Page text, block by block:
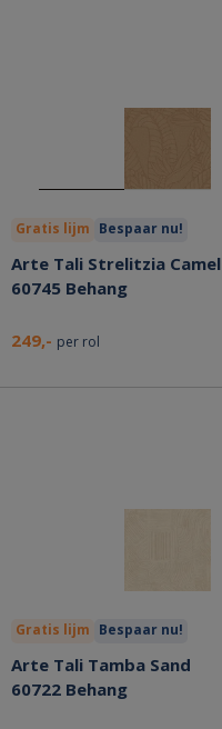
Gratis lijm Bespaar nu!
Arte Tali Strelitzia Camel
60745 Behang
249,- per rol
Gratis lijm Bespaar nu!
Arte Tali Tamba Sand
60722 Behang